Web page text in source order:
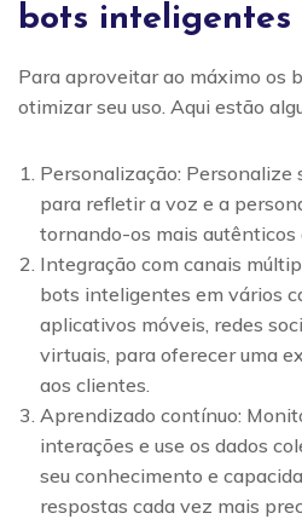
bots inteligentes
Para aproveitar ao máximo os
otimizar seu uso. Aqui estão
Personalização:
para refletir a voz e a
tornando-os mais autênticos
Integração com canais
bots inteligentes em vários
aplicativos móveis, redes
virtuais, para oferecer uma
aos clientes.
Aprendizado contínuo:
interações e use os dados
seu conhecimento e
respostas cada vez mais